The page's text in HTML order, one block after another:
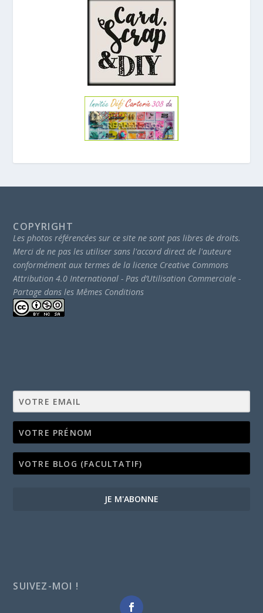
COPYRIGHT
Les photos référencées sur ce site ne sont pas libres de droits.
Merci de ne pas les utiliser sans l'accord direct de l'auteure
conformément aux termes de la licence Creative Commons
Attribution 4.0 International - Pas d’Utilisation Commerciale -
Partage dans les Mêmes Conditions
JE M'ABONNE
SUIVEZ-MOI !